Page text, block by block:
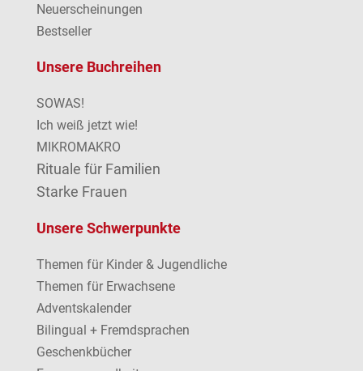
Neuerscheinungen
Bestseller
Unsere Buchreihen
SOWAS!
Ich weiß jetzt wie!
MIKROMAKRO
Rituale für Familien
Starke Frauen
Unsere Schwerpunkte
Themen für Kinder & Jugendliche
Themen für Erwachsene
Adventskalender
Bilingual + Fremdsprachen
Geschenkbücher